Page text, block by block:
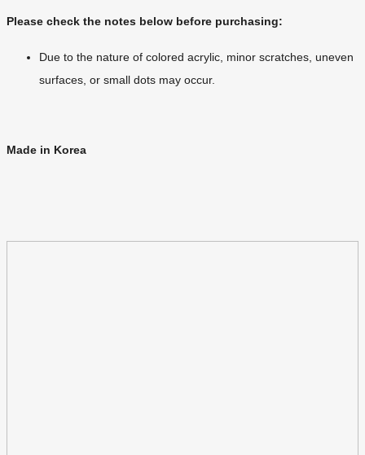
Please check the notes below before purchasing:
Due to the nature of colored acrylic, minor scratches, uneven
surfaces, or small dots may occur.
Made in Korea